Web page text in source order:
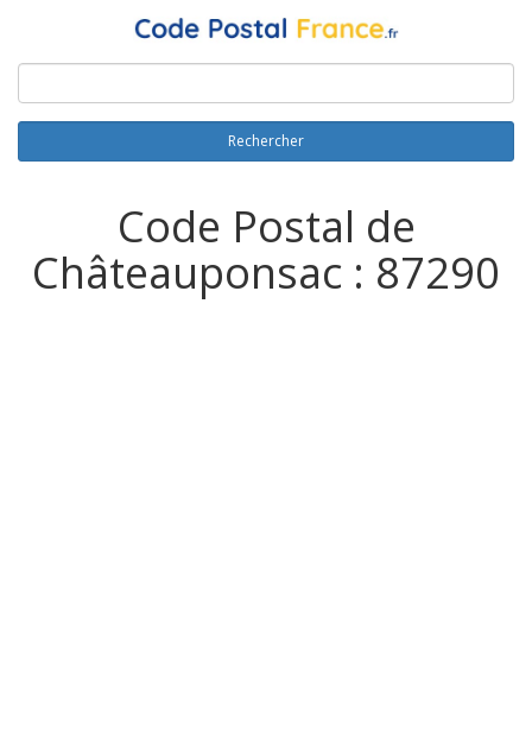
Rechercher
Code Postal de
Châteauponsac : 87290